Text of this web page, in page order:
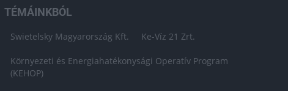
TÉMÁINKBÓL
Swietelsky Magyarország Kft. Ke-Víz 21 Zrt.
Környezeti és Energiahatékonysági Operatív Program
(KEHOP)